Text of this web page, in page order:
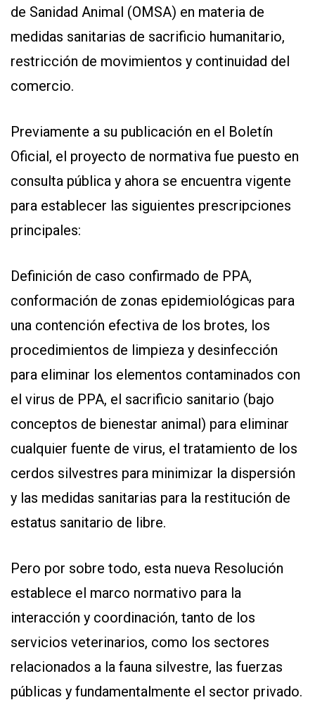
de Sanidad Animal (OMSA) en materia de
medidas sanitarias de sacrificio humanitario,
restricción de movimientos y continuidad del
comercio.
Previamente a su publicación en el Boletín
Oficial, el proyecto de normativa fue puesto en
consulta pública y ahora se encuentra vigente
para establecer las siguientes prescripciones
principales:
Definición de caso confirmado de PPA,
conformación de zonas epidemiológicas para
una contención efectiva de los brotes, los
procedimientos de limpieza y desinfección
para eliminar los elementos contaminados con
el virus de PPA, el sacrificio sanitario (bajo
conceptos de bienestar animal) para eliminar
cualquier fuente de virus, el tratamiento de los
cerdos silvestres para minimizar la dispersión
y las medidas sanitarias para la restitución de
estatus sanitario de libre.
Pero por sobre todo, esta nueva Resolución
establece el marco normativo para la
interacción y coordinación, tanto de los
servicios veterinarios, como los sectores
relacionados a la fauna silvestre, las fuerzas
públicas y fundamentalmente el sector privado.